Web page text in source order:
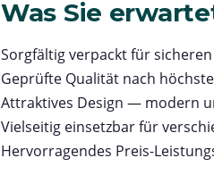
Was Sie
Sorgfältig verpackt für
Geprüfte Qualität nach
Attraktives Design — modern
Vielseitig einsetzbar für
Hervorragendes Preis-